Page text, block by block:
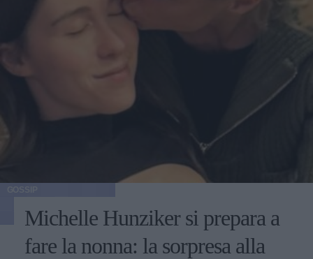
Michelle Hunziker si prepara a
fare la nonna: la sorpresa alla